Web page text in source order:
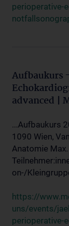
perioperative-
Aufbaukurs
advanced |
...Aufbaukurs
1090 Wien,
Anatomie
on-/
https://
uns/events/
perioperative-